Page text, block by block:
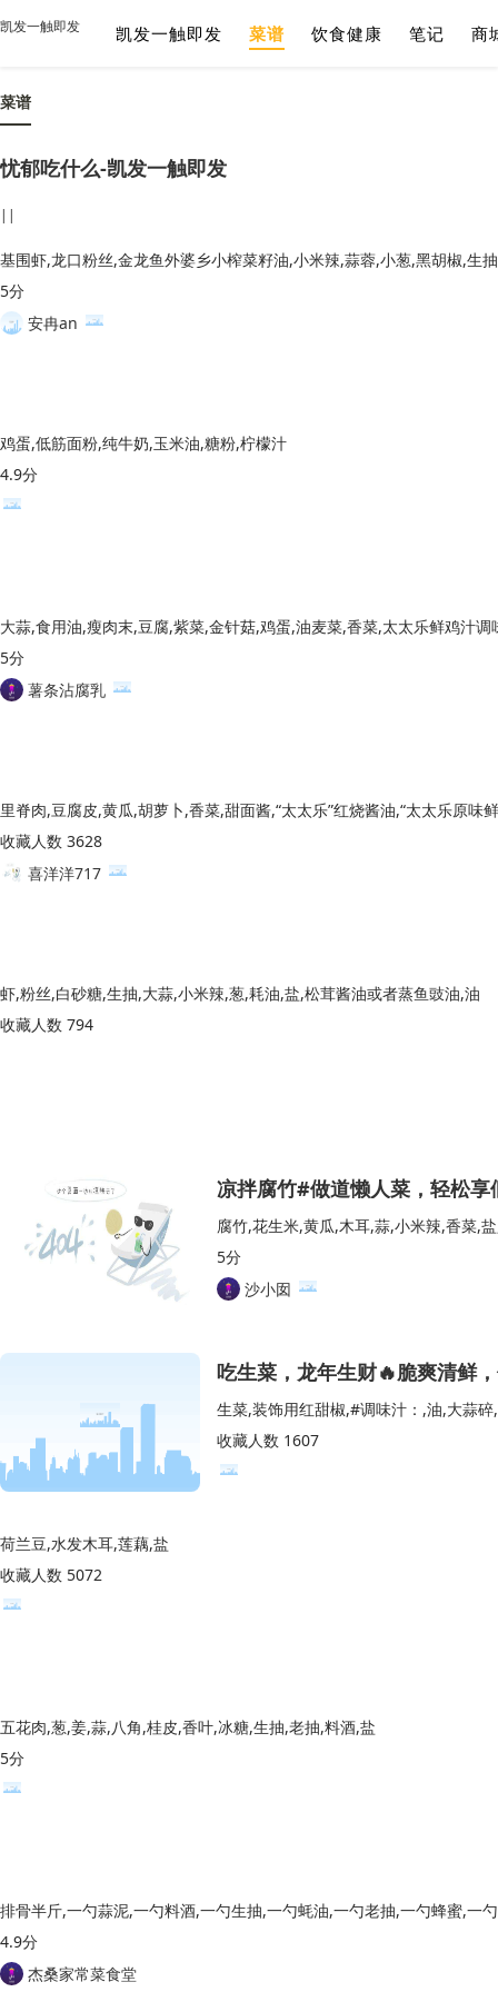
凯发一触即发 凯发一触即发 菜谱 饮食健康 笔记 商
菜谱
忧郁吃什么-凯发一触即发
||
5分
安冉an
鸡蛋,低筋面粉,纯牛奶,玉米油,糖粉,柠檬汁
4.9分
5分
薯条沾腐乳
收藏人数 3628
喜洋洋717
虾,粉丝,白砂糖,生抽,大蒜,小米辣,葱,耗油,盐,松茸酱油或者蒸鱼豉油,油
收藏人数 794
凉拌腐竹#做道懒人菜，轻松享
腐竹,花生米,黄瓜,木耳,蒜,小米辣,香菜,
5分
沙小囡
吃生菜，龙年生财🔥脆爽清鲜，
收藏人数 1607
荷兰豆,水发木耳,莲藕,盐
收藏人数 5072
五花肉,葱,姜,蒜,八角,桂皮,香叶,冰糖,生抽,老抽,料酒,盐
5分
4.9分
杰桑家常菜食堂